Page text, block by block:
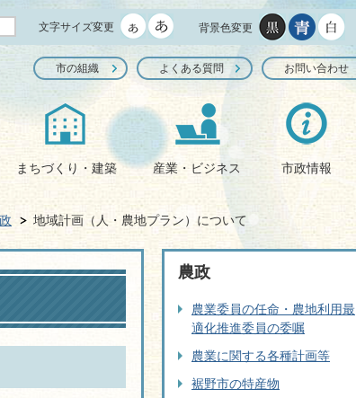
文字サイズ変更 背景色変更
市の組織 よくある質問 お問い合わせ
まちづくり・建築 産業・ビジネス 市政情報
地域計画（人・農地プラン）について
農政
農業委員の任命・農地利用最
適化推進委員の委嘱
農業に関する各種計画等
裾野市の特産物